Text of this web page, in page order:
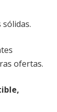
ofertas.